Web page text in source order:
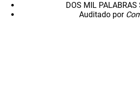
DOS MIL
Auditado por